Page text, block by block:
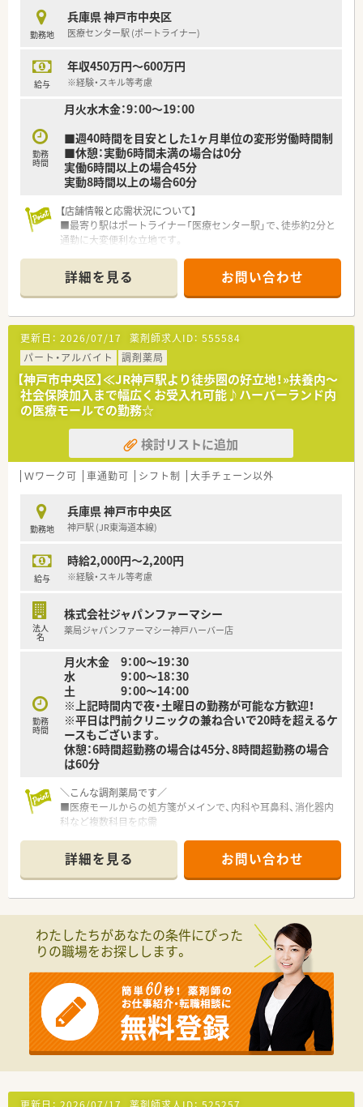
ランに合わせた働き方が選べます。
■自己負担2割で利用できる手厚い借上げ社宅制度で、社員の生
活を強力にサポートします。
【勤務実態について】
■月間の平均残業時間は約7時間と少なく、プライベートな時間
■全店舗に最新の電子薬歴を導入しており、対人業務に集中でき
■ラウンダーとして経験を積んだ後、希望に応じて自宅通勤コー
スへ変更することも可能です。
勤務地
兵庫県 神戸市中央区
医療センター駅 (ポートライナー)
給与
年収450万円～600万円
※経験・スキル等考慮
勤務
時間
月火水木金：9：00～19：00
■週40時間を目安とした1ヶ月単位の変形労働時間制
■休憩：実動6時間未満の場合は0分
実働6時間以上の場合45分
実動8時間以上の場合60分
【店舗情報と応需状況について】
■最寄り駅はポートライナー「医療センター駅」で、徒歩約2分と
通勤に大変便利な立地です。
目は総合科目となります。 ■1日の処方箋枚数は平均150枚～
200枚で、常勤薬剤師8名、非常勤1名が在籍しています。
【募集背景と求める人物像について】
■地域医療への貢献をさらに強化していくための、組織体制拡充
に伴う増員募集です。
■一つの企業で腰を据えてキャリアを築きたいという、長期就業
の意欲がある方を求めます。
■多様な処方箋に触れられる環境のため、向上心を持ってスキル
アップしたい方を歓迎します。
【法人特徴について】
■兵庫県と大阪府を中心に、約60店舗の調剤薬局を地域に密着
して展開しています。
■医療モール内の大型薬局からドラッグストア併設店まで、多様
■従業員がいきいきと働ける環境づくりを信念に、福利厚生の充
実に努めています。
■これまでのご経験やスキルを十分に考慮し、年収450万円から
600万円を想定しています。
■一人暮らしの方には月額5万円の住宅手当が支給されるなど、
各種手当が充実しています。
詳細を見る お問い合わせ
更新日： 2026/07/17 薬剤師求人ID： 555584
パート・アルバイト
調剤薬局
【神戸市中央区】≪JR神戸駅より徒歩圏の好立地！»扶養内～
社会保険加入まで幅広くお受入れ可能♪ハーバーランド内
の医療モールでの勤務☆
検討リストに追加
Ｗワーク可 車通勤可 シフト制 大手チェーン以外
勤務地
兵庫県 神戸市中央区
神戸駅 (JR東海道本線)
給与
時給2,000円～2,200円
※経験・スキル等考慮
法人
名
株式会社ジャパンファーマシー
薬局ジャパンファーマシー神戸ハーバー店
勤務
時間
月火木金 9：00～19：30
水 9：00～18：30
土 9：00～14：00
※上記時間内で夜・土曜日の勤務が可能な方歓迎！
※平日は門前クリニックの兼ね合いで20時を超えるケ
ースもございます。
休憩：6時間超勤務の場合は45分、8時間超勤務の場合
は60分
＼こんな調剤薬局です／
■医療モールからの処方箋がメインで、内科や耳鼻科、消化器内
科など複数科目を応需
です。
＼こんな会社です／
■患者様・地域のみなさまに選ばれる
■大幅な出店はなく地に足をつけた展開で、
地域密着型を目指しています。
■大企業ではない分、経営陣との距離が近く、
会社の体制や方針がわかりやすい透明感のある社風。
現場に顔を出すマネジメント層もいらっしゃり、
現場の声に耳を傾けています。
残業務少なく年間休日も平均で120日あるため、
詳細を見る お問い合わせ
わたしたちがあなたの条件にぴった
りの職場をお探しします。